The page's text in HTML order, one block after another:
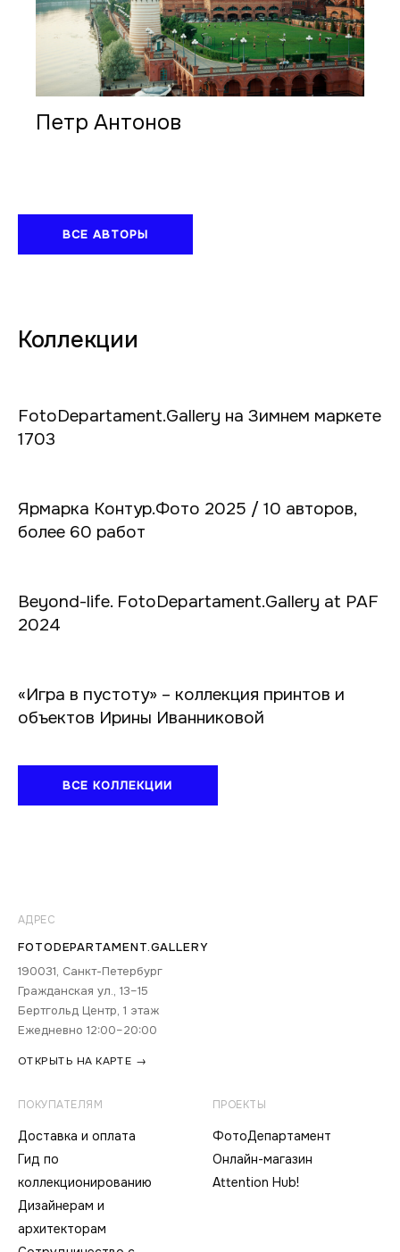
Петр Антонов
ВСЕ АВТОРЫ
Коллекции
FotoDepartament.Gallery на Зимнем маркете
1703
Ярмарка Контур.Фото 2025 / 10 авторов,
более 60 работ
Beyond-life. FotoDepartament.Gallery at PAF
2024
«Игра в пустоту» – коллекция принтов и
объектов Ирины Иванниковой
ВСЕ КОЛЛЕКЦИИ
АДРЕС
FOTODEPARTAMENT.GALLERY
190031, Санкт-Петербург
Гражданская ул., 13–15
Бертгольд Центр, 1 этаж
Ежедневно 12:00–20:00
ОТКРЫТЬ НА КАРТЕ →
ПОКУПАТЕЛЯМ
Доставка и оплата
Гид по
коллекционированию
Дизайнерам и
архитекторам
ПРОЕКТЫ
ФотоДепартамент
Онлайн-магазин
Attention Hub!